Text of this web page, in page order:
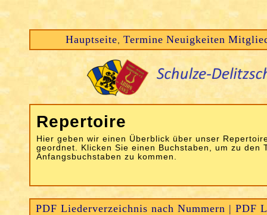
Hauptseite Termine Neuigkeiten
Repertoire
Hier geben wir einen Überblick über unser
geordnet. Klicken Sie einen Buchstaben, um zu den
Anfangsbuchstaben zu kommen.
PDF Liederverzeichnis nach Nummern | PDF